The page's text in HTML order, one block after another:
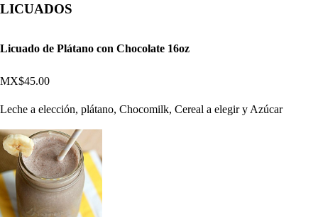
LICUADOS
Licuado de Plátano con Chocolate 16oz
MX$45.00
Leche a elección, plátano, Chocomilk, Cereal a elegir y Azúcar